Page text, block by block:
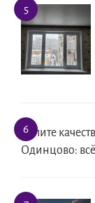
Купите
Одинцово: